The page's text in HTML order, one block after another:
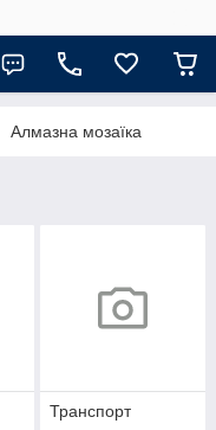
Алмазна мозаїка
Транспорт